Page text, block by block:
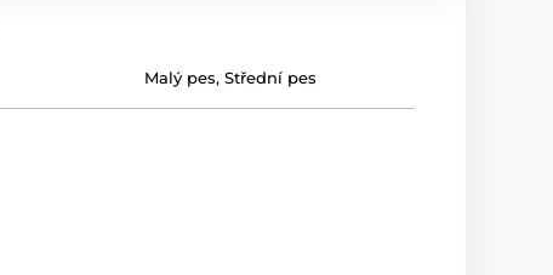
Malý pes,Střední pes